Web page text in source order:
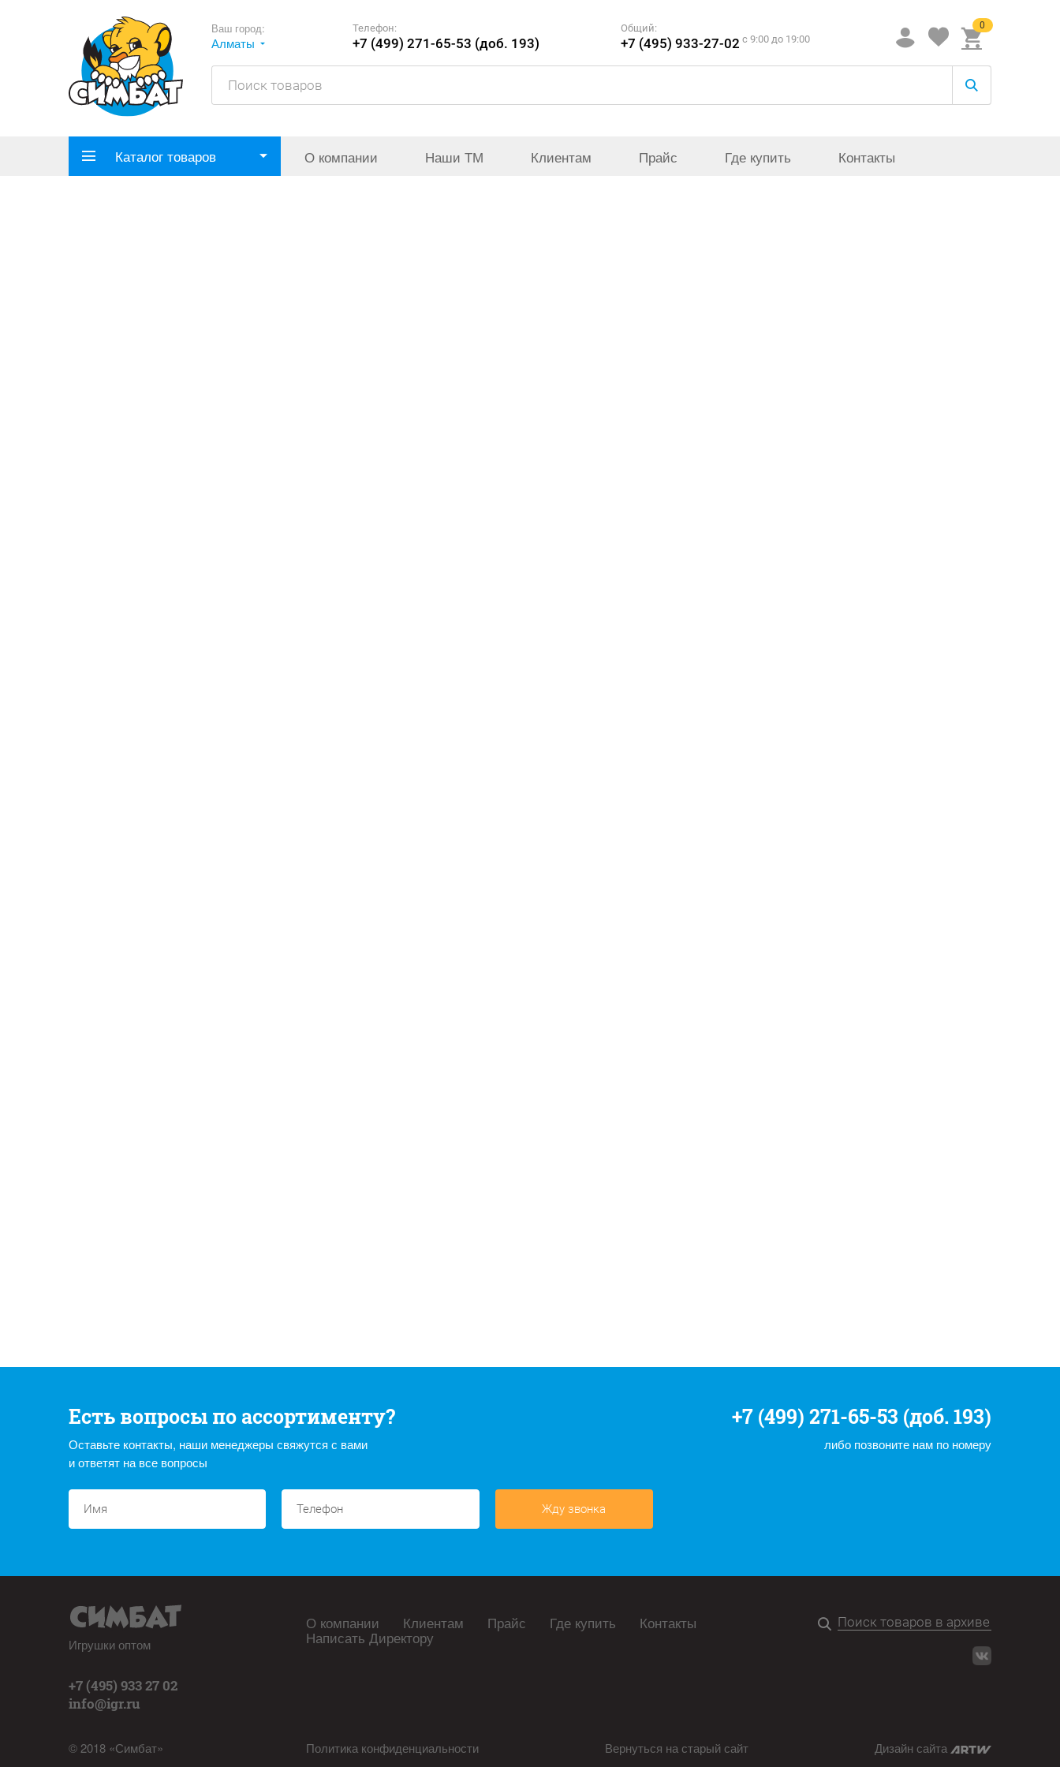
Ваш город:
Алматы
Телефон:
+7 (499) 271-65-53 (доб. 193)
Общий:
+7 (495) 933-27-02 c 9:00 до 19:00
0
Каталог товаров О компании Наши ТМ Клиентам Прайс Где купить Контакты
Есть вопросы по ассортименту?
Оставьте контакты, наши менеджеры свяжутся с вами
и ответят на все вопросы
+7 (499) 271-65-53 (доб. 193)
либо позвоните нам по номеру
Жду звонка
Игрушки оптом
+7 (495) 933 27 02
info@igr.ru
© 2018 «Симбат»
О компании Клиентам Прайс Где купить Контакты
Написать Директору
Политика конфиденциальности Вернуться на старый сайт Дизайн сайта